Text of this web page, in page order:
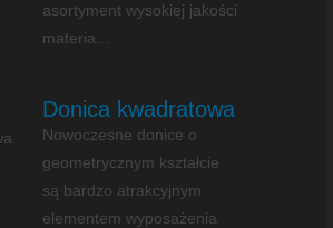
asortyment wysokiej jakości
materia...
Donica kwadratowa
Nowoczesne donice o
geometrycznym kształcie
są bardzo atrakcyjnym
elementem wyposażenia